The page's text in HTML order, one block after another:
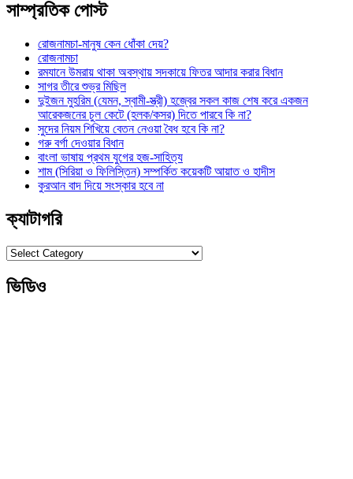
সাম্প্রতিক পোস্ট
রোজনামচা-মানুষ কেন ধোঁকা দেয়?
রোজনামচা
রমযানে উমরায় থাকা অবস্থায় সদকায়ে ফিতর আদার করার বিধান
সাগর তীরে শুভ্র মিছিল
দুইজন মুহরিম (যেমন, স্বামী-স্ত্রী) হজ্বের সকল কাজ শেষ করে একজন
আরেকজনের চুল কেটে (হলক/কসর) দিতে পারবে কি না?
সুদের নিয়ম শিখিয়ে বেতন নেওয়া বৈধ হবে কি না?
গরু বর্গা দেওয়ার বিধান
বাংলা ভাষায় প্রথম যুগের হজ-সাহিত্য
শাম (সিরিয়া ও ফিলিস্তিন) সম্পর্কিত কয়েকটি আয়াত ও হাদীস
কুরআন বাদ দিয়ে সংস্কার হবে না
ক্যাটাগরি
ক্যাটাগরি
ভিডিও